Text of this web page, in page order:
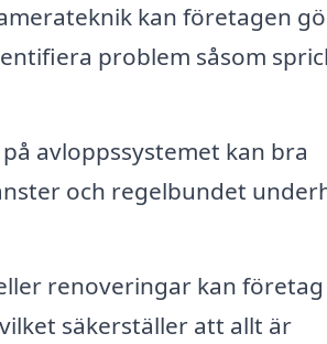
kan företagen
problem såsom
avloppssystemet kan bra
och regelbundet
renoveringar kan företag
säkerställer att allt är